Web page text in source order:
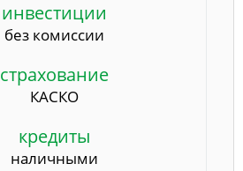
инвестиции
без комиссии
страхование
КАСКО
кредиты
наличными